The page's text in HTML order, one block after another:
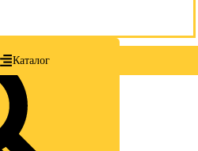
Каталог